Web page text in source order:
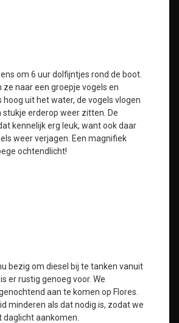
om 6 uur dolfijntjes rond de boot.
ze naar een groepje vogels en
uit het water, de vogels vlogen
stukje erderop weer zitten. De
kennelijk erg leuk, want ook daar
weer verjagen. Een magnifiek
ochtendlicht!
bezig om diesel bij te tanken vanuit
er rustig genoeg voor. We
aan te komen op Flores.
minderen als dat nodig is, zodat we
aankomen.